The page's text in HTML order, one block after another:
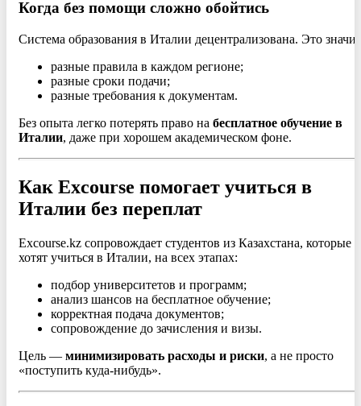
Когда без помощи сложно обойтись
Система образования в Италии децентрализована. Это
разные правила в каждом регионе;
разные сроки подачи;
разные требования к документам.
Без опыта легко потерять право на бесплатное обучение в
Италии, даже при хорошем академическом фоне.
Как Excourse помогает учиться в
Италии без переплат
Excourse.kz сопровождает студентов из Казахстана, которые
хотят учиться в Италии, на всех этапах:
подбор университетов и программ;
анализ шансов на бесплатное обучение;
корректная подача документов;
сопровождение до зачисления и визы.
Цель — минимизировать расходы и риски, а не просто
«поступить куда-нибудь».